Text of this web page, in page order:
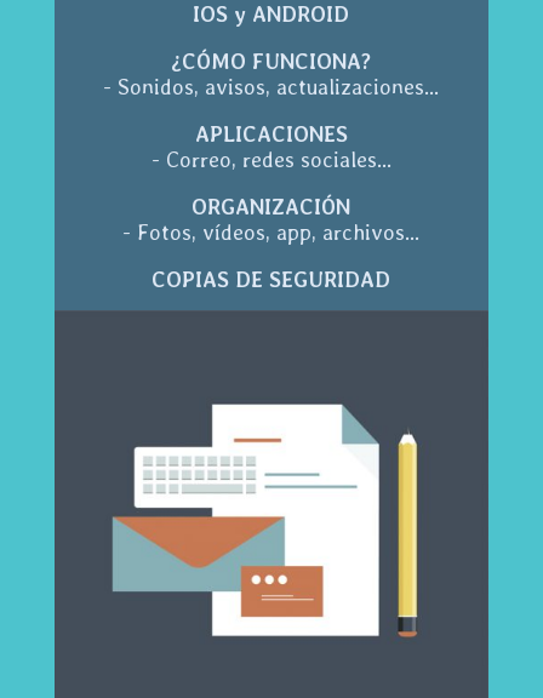
IOS y ANDROID
¿CÓMO FUNCIONA?
- Sonidos, avisos, actualizaciones...
APLICACIONES
- Correo, redes sociales...
ORGANIZACIÓN
- Fotos, vídeos, app, archivos...
COPIAS DE SEGURIDAD